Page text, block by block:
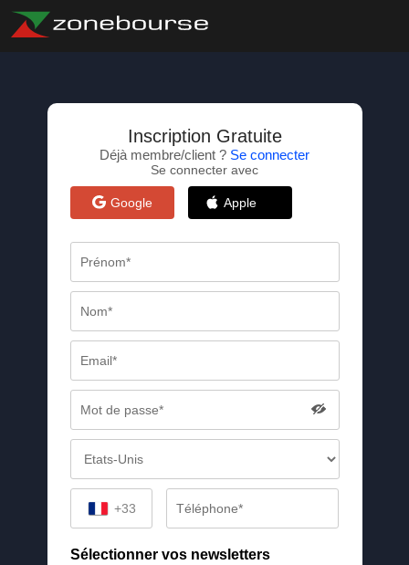
Inscription Gratuite
Déjà membre/client ? Se connecter
Se connecter avec
Google Apple
+33
Sélectionner vos newsletters